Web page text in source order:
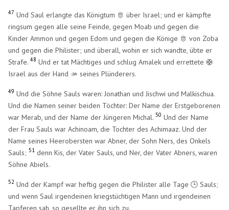
47 Und Saul erlangte das Königtum 🫅 über Israel; und er kämpfte
ringsum gegen alle seine Feinde, gegen Moab und gegen die
Kinder Ammon und gegen Edom und gegen die Könige 🫅 von Zoba
und gegen die Philister; und überall, wohin er sich wandte, übte er
Strafe.48 Und er tat Mächtiges und schlug Amalek und errettete 🛟
Israel aus der Hand 🫴 seines Plünderers.
49 Und die Söhne Sauls waren: Jonathan und Jischwi und Malkischua.
Und die Namen seiner beiden Töchter: Der Name der Erstgeborenen
war Merab, und der Name der Jüngeren Michal.50 Und der Name
der Frau Sauls war Achinoam, die Tochter des Achimaaz. Und der
Name seines Heerobersten war Abner, der Sohn Ners, des Onkels
Sauls;51 denn Kis, der Vater Sauls, und Ner, der Vater Abners, waren
Söhne Abiels.
52 Und der Kampf war heftig gegen die Philister alle Tage 🕒 Sauls;
und wenn Saul irgendeinen kriegstüchtigen Mann und irgendeinen
Tapferen sah, so gesellte er ihn sich zu.